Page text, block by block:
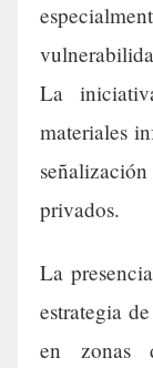
La
materiales
privados.
La
estrategia
en zonas